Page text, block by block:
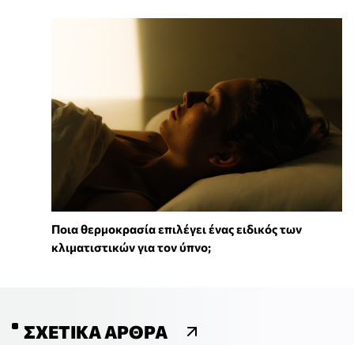
Ποια θερμοκρασία επιλέγει ένας ειδικός των
κλιματιστικών για τον ύπνο;
ΣΧΕΤΙΚΆ ΆΡΘΡΑ